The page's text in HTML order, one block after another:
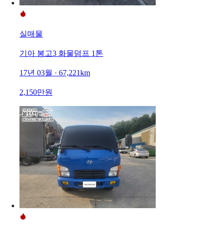
실매물
기아 봉고3 화물덤프 1톤
17년 03월 · 67,221km
2,150만원